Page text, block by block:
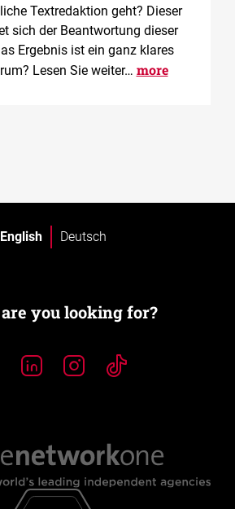
Textredaktion geht? Dieser
sich der Beantwortung dieser
Ergebnis ist ein ganz klares
Lesen Sie weiter… more
English Deutsch